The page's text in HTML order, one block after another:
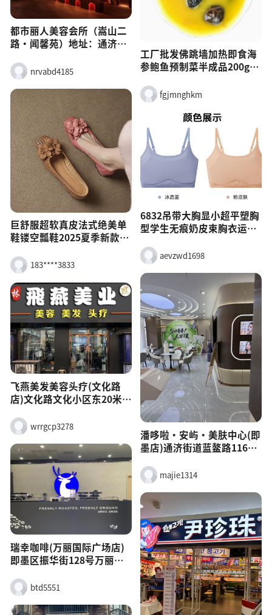
都市丽人美容会所（嵩山二
路・闻馨苑）地址：通济街
小区广场 7 号楼门头房电
话：13165094193主营：面
部护理、身体 SPA、养生调
理、美甲美睫商圈：市中
心，近广泰大厦 / 文峰路
nrvabd4185
巨舒服超软真皮法式绝美单
鞋镂空瓢鞋2025夏季新款粗
183****3833
飞燕美发美容头疗(文化路
店)文化路文化小区东20米路
wrrgcp3278
瑞幸咖啡(万丽国际广场店)
即墨区振华街128号万丽国
btd5551
工厂批发佛跳墙加热即食海
参鲍鱼预制菜半成品200g酒
fgjmnghkm
6832吊带大胸显小超平塑胸
型学生无痕奶皮束胸衣运动
aevzwd1698
潘哆啦·安屿·美肤中心(即
墨店)通济街道蓝鳌路1169
majie1314